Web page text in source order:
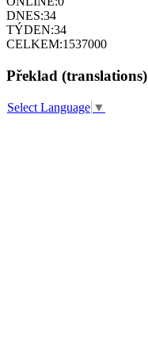
DNES:34
TÝDEN:34
CELKEM:1537000
Překlad (translations)
Select Language ▼